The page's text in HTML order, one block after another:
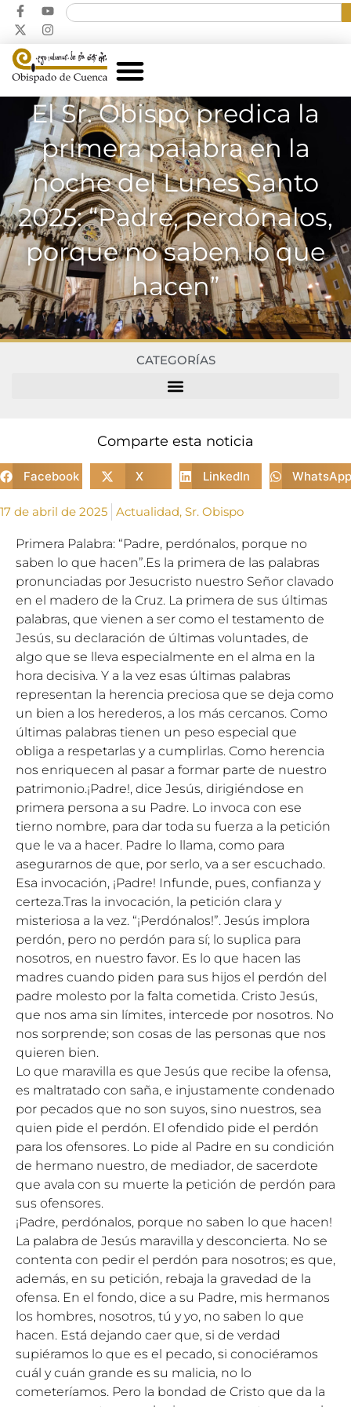
El Sr. Obispo predica la
primera palabra en la
noche del Lunes Santo
2025: “Padre, perdónalos,
porque no saben lo que
hacen”
CATEGORÍAS
Comparte esta noticia
Facebook X LinkedIn WhatsApp
17 de abril de 2025 Actualidad, Sr. Obispo
Primera Palabra: “Padre, perdónalos, porque no
saben lo que hacen”.Es la primera de las palabras
pronunciadas por Jesucristo nuestro Señor clavado
en el madero de la Cruz. La primera de sus últimas
palabras, que vienen a ser como el testamento de
Jesús, su declaración de últimas voluntades, de
algo que se lleva especialmente en el alma en la
hora decisiva. Y a la vez esas últimas palabras
representan la herencia preciosa que se deja como
un bien a los herederos, a los más cercanos. Como
últimas palabras tienen un peso especial que
obliga a respetarlas y a cumplirlas. Como herencia
nos enriquecen al pasar a formar parte de nuestro
patrimonio.¡Padre!, dice Jesús, dirigiéndose en
primera persona a su Padre. Lo invoca con ese
tierno nombre, para dar toda su fuerza a la petición
que le va a hacer. Padre lo llama, como para
asegurarnos de que, por serlo, va a ser escuchado.
Esa invocación, ¡Padre! Infunde, pues, confianza y
certeza.Tras la invocación, la petición clara y
misteriosa a la vez. “¡Perdónalos!”. Jesús implora
perdón, pero no perdón para sí; lo suplica para
nosotros, en nuestro favor. Es lo que hacen las
madres cuando piden para sus hijos el perdón del
padre molesto por la falta cometida. Cristo Jesús,
que nos ama sin límites, intercede por nosotros. No
nos sorprende; son cosas de las personas que nos
quieren bien.
Lo que maravilla es que Jesús que recibe la ofensa,
es maltratado con saña, e injustamente condenado
por pecados que no son suyos, sino nuestros, sea
quien pide el perdón. El ofendido pide el perdón
para los ofensores. Lo pide al Padre en su condición
de hermano nuestro, de mediador, de sacerdote
que avala con su muerte la petición de perdón para
sus ofensores.
¡Padre, perdónalos, porque no saben lo que hacen!
La palabra de Jesús maravilla y desconcierta. No se
contenta con pedir el perdón para nosotros; es que,
además, en su petición, rebaja la gravedad de la
ofensa. En el fondo, dice a su Padre, mis hermanos
los hombres, nosotros, tú y yo, no saben lo que
hacen. Está dejando caer que, si de verdad
supiéramos lo que es el pecado, si conociéramos
cuál y cuán grande es su malicia, no lo
cometeríamos. Pero la bondad de Cristo que da la